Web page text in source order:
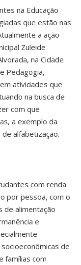
na Educação
que estão nas
a ação
Zuleide
na Cidade
Pedagogia,
atividades que
na busca de
com que
a exemplo da
alfabetização.
com renda
por pessoa, com o
de alimentação
e
de
famílias com